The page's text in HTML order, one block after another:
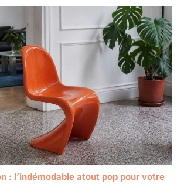
: l’indémodable atout pop pour votre